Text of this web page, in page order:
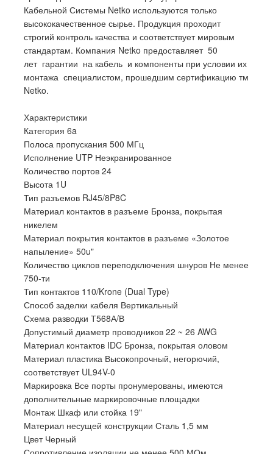
Кабельной Системы Netko используются только
высококачественное сырье. Продукция проходит
строгий контроль качества и соответствует мировым
стандартам. Компания Netko предоставляет 50
лет гарантии на кабель и компоненты при условии их
монтажа специалистом, прошедшим сертификацию тм
Netko.
Характеристики
Категория 6a
Полоса пропускания 500 МГц
Исполнение UTP Неэкранированное
Количество портов 24
Высота 1U
Тип разъемов RJ45/8P8C
Материал контактов в разъеме Бронза, покрытая
никелем
Материал покрытия контактов в разъеме «Золотое
напыление» 50u"
Количество циклов переподключения шнуров Не менее
750-ти
Тип контактов 110/Krone (Dual Type)
Способ заделки кабеля Вертикальный
Схема разводки Т568А/В
Допустимый диаметр проводников 22 ~ 26 AWG
Материал контактов IDC Бронза, покрытая оловом
Материал пластика Высокопрочный, негорючий,
соответствует UL94V-0
Маркировка Все порты пронумерованы, имеются
дополнительные маркировочные площадки
Монтаж Шкаф или стойка 19"
Материал несущей конструкции Сталь 1,5 мм
Цвет Черный